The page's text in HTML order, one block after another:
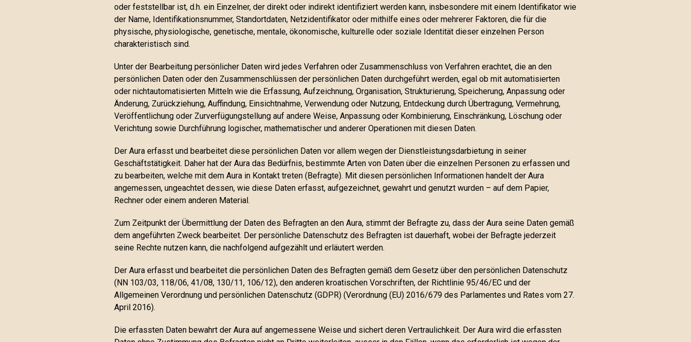
oder feststellbar ist, d.h. ein Einzelner, der direkt oder indirekt identifiziert werden kann, insbesondere mit einem Identifikator wie
der Name, Identifikationsnummer, Standortdaten, Netzidentifikator oder mithilfe eines oder mehrerer Faktoren, die für die
physische, physiologische, genetische, mentale, ökonomische, kulturelle oder soziale Identität dieser einzelnen Person
charakteristisch sind.
Unter der Bearbeitung persönlicher Daten wird jedes Verfahren oder Zusammenschluss von Verfahren erachtet, die an den
persönlichen Daten oder den Zusammenschlüssen der persönlichen Daten durchgeführt werden, egal ob mit automatisierten
oder nichtautomatisierten Mitteln wie die Erfassung, Aufzeichnung, Organisation, Strukturierung, Speicherung, Anpassung oder
Änderung, Zurückziehung, Auffindung, Einsichtnahme, Verwendung oder Nutzung, Entdeckung durch Übertragung, Vermehrung,
Veröffentlichung oder Zurverfügungstellung auf andere Weise, Anpassung oder Kombinierung, Einschränkung, Löschung oder
Verichtung sowie Durchführung logischer, mathematischer und anderer Operationen mit diesen Daten.
Der Aura erfasst und bearbeitet diese persönlichen Daten vor allem wegen der Dienstleistungsdarbietung in seiner
Geschäftstätigkeit. Daher hat der Aura das Bedürfnis, bestimmte Arten von Daten über die einzelnen Personen zu erfassen und
zu bearbeiten, welche mit dem Aura in Kontakt treten (Befragte). Mit diesen persönlichen Informationen handelt der Aura
angemessen, ungeachtet dessen, wie diese Daten erfasst, aufgezeichnet, gewahrt und genutzt wurden – auf dem Papier,
Rechner oder einem anderen Material.
Zum Zeitpunkt der Übermittlung der Daten des Befragten an den Aura, stimmt der Befragte zu, dass der Aura seine Daten gemäß
dem angeführten Zweck bearbeitet. Der persönliche Datenschutz des Befragten ist dauerhaft, wobei der Befragte jederzeit
seine Rechte nutzen kann, die nachfolgend aufgezählt und erläutert werden.
Der Aura erfasst und bearbeitet die persönlichen Daten des Befragten gemäß dem Gesetz über den persönlichen Datenschutz
(NN 103/03, 118/06, 41/08, 130/11, 106/12), den anderen kroatischen Vorschriften, der Richtlinie 95/46/EC und der
Allgemeinen Verordnung und persönlichen Datenschutz (GDPR) (Verordnung (EU) 2016/679 des Parlamentes und Rates vom 27.
April 2016).
Die erfassten Daten bewahrt der Aura auf angemessene Weise und sichert deren Vertraulichkeit. Der Aura wird die erfassten